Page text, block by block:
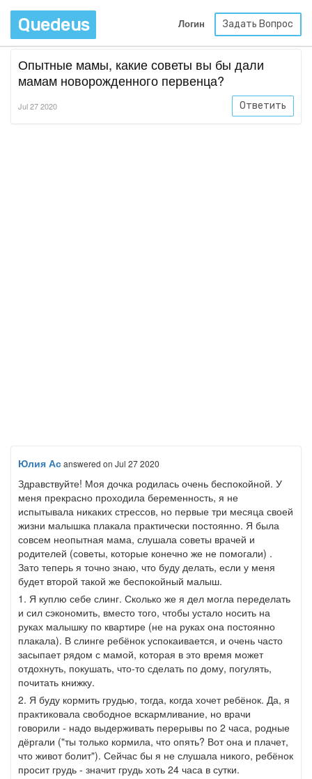
Quedeus Логин Задать Вопрос
Опытные мамы, какие советы вы бы дали
мамам новорожденного первенца?
Jul 27 2020 Ответить
Юлия Асanswered on Jul 27 2020
Здравствуйте! Моя дочка родилась очень беспокойной. У
меня прекрасно проходила беременность, я не
испытывала никаких стрессов, но первые три месяца своей
жизни малышка плакала практически постоянно. Я была
совсем неопытная мама, слушала советы врачей и
родителей (советы, которые конечно же не помогали) .
Зато теперь я точно знаю, что буду делать, если у меня
будет второй такой же беспокойный малыш.
1. Я куплю себе слинг. Сколько же я дел могла переделать
и сил сэкономить, вместо того, чтобы устало носить на
руках малышку по квартире (не на руках она постоянно
плакала). В слинге ребёнок успокаивается, и очень часто
засыпает рядом с мамой, которая в это время может
отдохнуть, покушать, что-то сделать по дому, погулять,
почитать книжку.
2. Я буду кормить грудью, тогда, когда хочет ребёнок. Да, я
практиковала свободное вскармливание, но врачи
говорили - надо выдерживать перерывы по 2 часа, родные
дёргали ("ты только кормила, что опять? Вот она и плачет,
что живот болит"). Сейчас бы я не слушала никого, ребёнок
просит грудь - значит грудь хоть 24 часа в сутки.